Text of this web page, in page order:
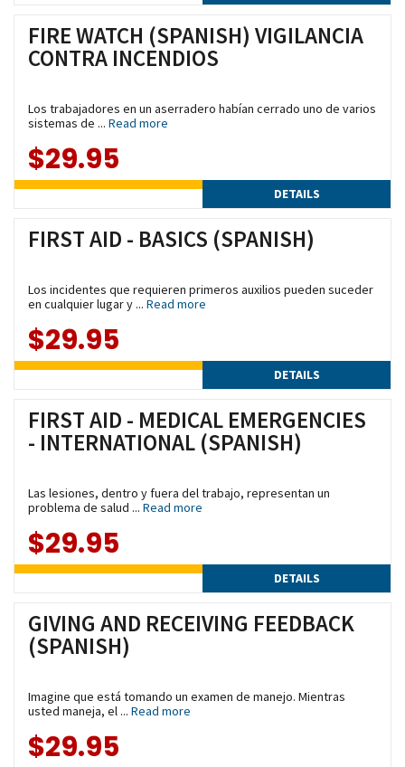
FIRE WATCH (SPANISH) VIGILANCIA
CONTRA INCENDIOS
Los trabajadores en un aserradero habían cerrado uno de varios
sistemas de ... Read more
$29.95
DETAILS
FIRST AID - BASICS (SPANISH)
Los incidentes que requieren primeros auxilios pueden suceder
en cualquier lugar y ... Read more
$29.95
DETAILS
FIRST AID - MEDICAL EMERGENCIES
- INTERNATIONAL (SPANISH)
Las lesiones, dentro y fuera del trabajo, representan un
problema de salud ... Read more
$29.95
DETAILS
GIVING AND RECEIVING FEEDBACK
(SPANISH)
Imagine que está tomando un examen de manejo. Mientras
usted maneja, el ... Read more
$29.95